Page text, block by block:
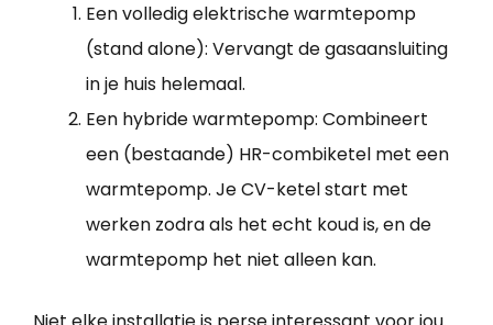
Een volledig elektrische warmtepomp
(stand alone): Vervangt de gasaansluiting
in je huis helemaal.
Een hybride warmtepomp: Combineert
een (bestaande) HR-combiketel met een
warmtepomp. Je CV-ketel start met
werken zodra als het echt koud is, en de
warmtepomp het niet alleen kan.